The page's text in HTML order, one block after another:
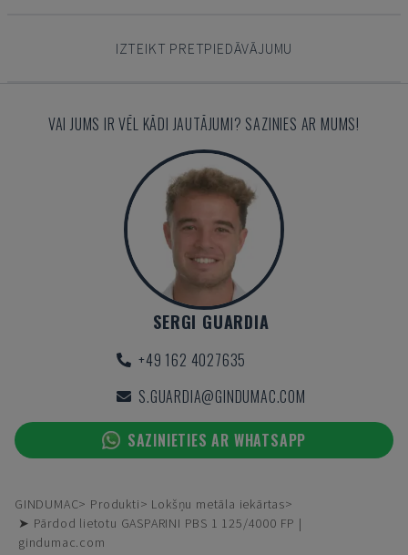
IZTEIKT PRETPIEDĀVĀJUMU
VAI JUMS IR VĒL KĀDI JAUTĀJUMI? SAZINIES AR MUMS!
SERGI GUARDIA
+49 162 4027635
S.GUARDIA@GINDUMAC.COM
SAZINIETIES AR WHATSAPP
GINDUMAC Produkti
Lokšņu metāla iekārtas
➤ Pārdod lietotu GASPARINI PBS 1 125/4000 FP |
gindumac.com